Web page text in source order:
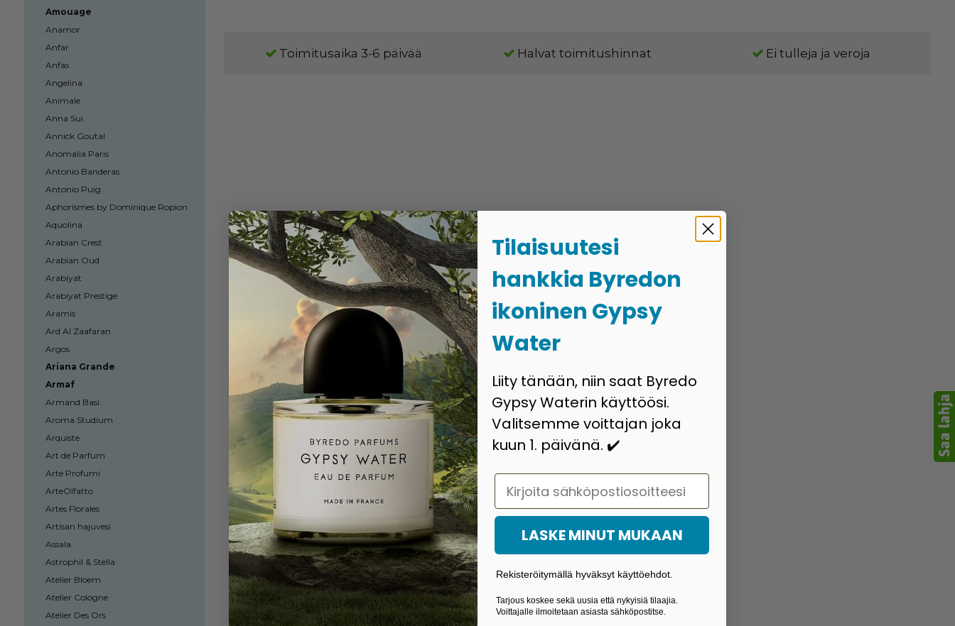
Amouage
Anamor
Anfar
Anfas
Angelina
Animale
Anna Sui
Annick Goutal
Anomalia Paris
Antonio Banderas
Antonio Puig
Aphorismes by Dominique Ropion
Aquolina
Arabian Crest
Arabian Oud
Arabiyat
Arabiyat Prestige
Aramis
Ard Al Zaafaran
Argos
Ariana Grande
Armaf
Armand Basi
Aroma Studium
Arquiste
Art de Parfum
Arte Profumi
ArteOlfatto
Artes Florales
Artisan hajuvesi
Assala
Astrophil & Stella
Atelier Bloem
Atelier Cologne
Atelier Des Ors
Toimitusaika 3-6 päivää Halvat toimitushinnat Ei tulleja ja veroja
Tilaisuutesi
hankkia Byredon
ikoninen Gypsy
Water
Liity tänään, niin saat Byredo
Gypsy Waterin käyttöösi.
Valitsemme voittajan joka
kuun 1. päivänä. ✔️
Email
LASKE MINUT MUKAAN
Rekisteröitymällä hyväksyt käyttöehdot.
Tarjous koskee sekä uusia että nykyisiä tilaajia.
Voittajalle ilmoitetaan asiasta sähköpostitse.